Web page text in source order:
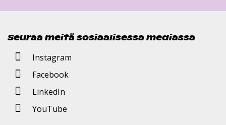
Seuraa meitä sosiaalisessa mediassa
Instagram
Facebook
LinkedIn
YouTube